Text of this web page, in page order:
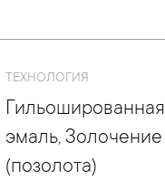
ТЕХНОЛОГИЯ
Гильошированная
эмаль, Золочение
(позолота)